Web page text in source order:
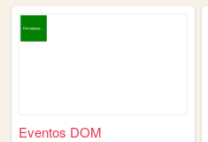
Eventos DOM